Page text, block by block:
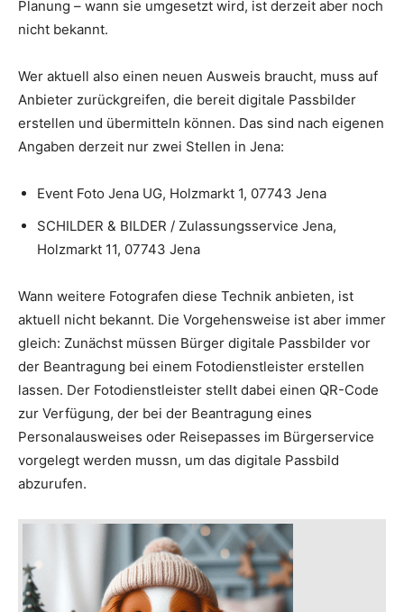
Planung – wann sie umgesetzt wird, ist derzeit aber noch
nicht bekannt.
Wer aktuell also einen neuen Ausweis braucht, muss auf
Anbieter zurückgreifen, die bereit digitale Passbilder
erstellen und übermitteln können. Das sind nach eigenen
Angaben derzeit nur zwei Stellen in Jena:
Event Foto Jena UG, Holzmarkt 1, 07743 Jena
SCHILDER & BILDER / Zulassungsservice Jena,
Holzmarkt 11, 07743 Jena
Wann weitere Fotografen diese Technik anbieten, ist
aktuell nicht bekannt. Die Vorgehensweise ist aber immer
gleich: Zunächst müssen Bürger digitale Passbilder vor
der Beantragung bei einem Fotodienstleister erstellen
lassen. Der Fotodienstleister stellt dabei einen QR-Code
zur Verfügung, der bei der Beantragung eines
Personalausweises oder Reisepasses im Bürgerservice
vorgelegt werden mussn, um das digitale Passbild
abzurufen.